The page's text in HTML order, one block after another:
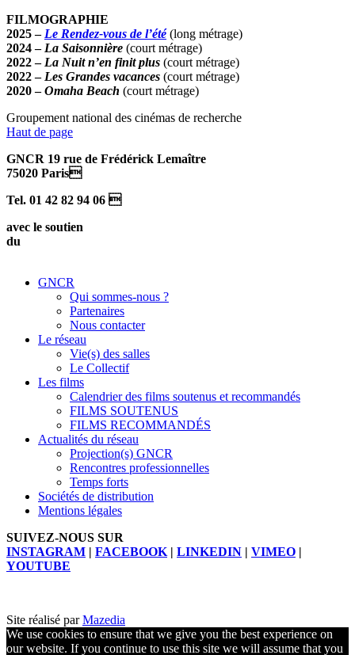
FILMOGRAPHIE
2025 – Le Rendez-vous de l’été(long métrage)
2024 – La Saisonnière (court métrage)
2022 – La Nuit n’en finit plus (court métrage)
2022 –Les Grandes vacances (court métrage)
2020 –Omaha Beach (court métrage)
Groupement national des cinémas de recherche
Haut de page
GNCR 19 rue de Frédérick Lemaître
75020 Paris
Tel. 01 42 82 94 06 
avec le soutien
du
GNCR
Qui sommes-nous ?
Partenaires
Nous contacter
Le réseau
Vie(s) des salles
Le Collectif
Les films
Calendrier des films soutenus et recommandés
FILMS SOUTENUS
FILMS RECOMMANDÉS
Actualités du réseau
Projection(s) GNCR
Rencontres professionnelles
Temps forts
Sociétés de distribution
Mentions légales
SUIVEZ-NOUS SUR
INSTAGRAM | FACEBOOK | LINKEDIN | VIMEO |
YOUTUBE
Site réalisé parMazedia
We use cookies to ensure that we give you the best experience on
our website. If you continue to use this site we will assume that you